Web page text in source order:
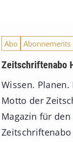
Abo Abonnements
Zeitschriftenabo
Wissen.
Motto der
Magazin für